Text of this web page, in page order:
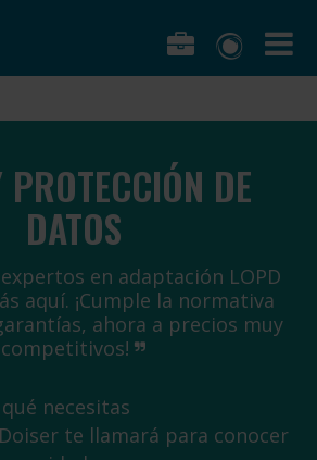
DE
DATOS
en adaptación LOPD
aquí. ¡Cumple la normativa
ahora a precios muy
competitivos!
necesitas
te llamará para conocer